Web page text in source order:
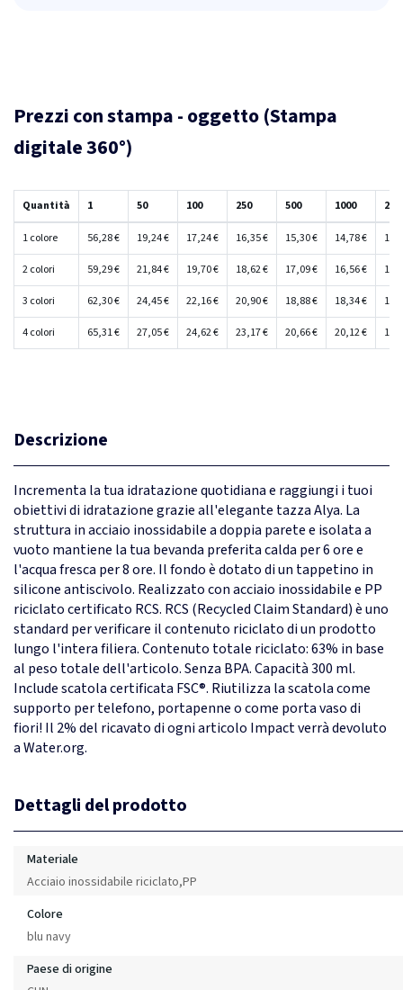
Prezzi con stampa - oggetto (Stampa
digitale 360°)
Quantità 1 50 100 250 500 1000
1 colore 56,28 € 19,24 € 17,24 € 16,35 € 15,30 € 14,78 €
2 colori 59,29 € 21,84 € 19,70 € 18,62 € 17,09 € 16,56 €
3 colori 62,30 € 24,45 € 22,16 € 20,90 € 18,88 € 18,34 €
4 colori 65,31 € 27,05 € 24,62 € 23,17 € 20,66 € 20,12 €
Descrizione
Incrementa la tua idratazione quotidiana e raggiungi i tuoi
obiettivi di idratazione grazie all'elegante tazza Alya. La
struttura in acciaio inossidabile a doppia parete e isolata a
vuoto mantiene la tua bevanda preferita calda per 6 ore e
l'acqua fresca per 8 ore. Il fondo è dotato di un tappetino in
silicone antiscivolo. Realizzato con acciaio inossidabile e PP
riciclato certificato RCS. RCS (Recycled Claim Standard) è uno
standard per verificare il contenuto riciclato di un prodotto
lungo l'intera filiera. Contenuto totale riciclato: 63% in base
al peso totale dell'articolo. Senza BPA. Capacità 300 ml.
Include scatola certificata FSC®. Riutilizza la scatola come
supporto per telefono, portapenne o come porta vaso di
fiori! Il 2% del ricavato di ogni articolo Impact verrà devoluto
a Water.org.
Dettagli del prodotto
Materiale
Acciaio inossidabile riciclato,PP
Colore
blu navy
Paese di origine